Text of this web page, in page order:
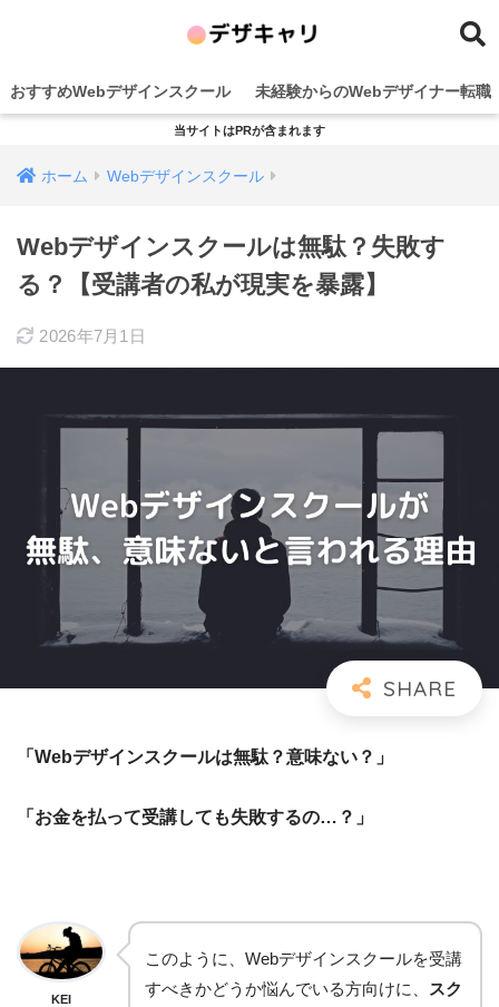
おすすめWebデザインスクール 未経験からのWebデザイナー転職
当サイトはPRが含まれます
ホーム Webデザインスクール
Webデザインスクールは無駄？失敗す
る？【受講者の私が現実を暴露】
2026年7月1日
「Webデザインスクールは無駄？意味ない？」
「お金を払って受講しても失敗するの…？」
KEI
このように、Webデザインスクールを受講
すべきかどうか悩んでいる方向けに、
スク